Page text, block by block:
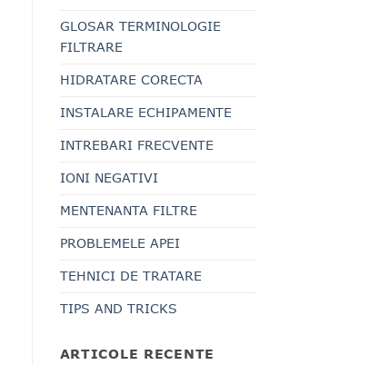
GLOSAR TERMINOLOGIE
FILTRARE
HIDRATARE CORECTA
INSTALARE ECHIPAMENTE
INTREBARI FRECVENTE
IONI NEGATIVI
MENTENANTA FILTRE
PROBLEMELE APEI
TEHNICI DE TRATARE
TIPS AND TRICKS
ARTICOLE RECENTE